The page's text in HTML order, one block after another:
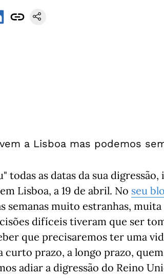
a Lisboa mas podemos
todas as datas da sua
Lisboa, a 19 de abril. No seu
semanas muito estranhas,
difíceis tiveram que ser
que precisaremos ter uma
prazo, a longo prazo, quem
adiar a digressão do Reino